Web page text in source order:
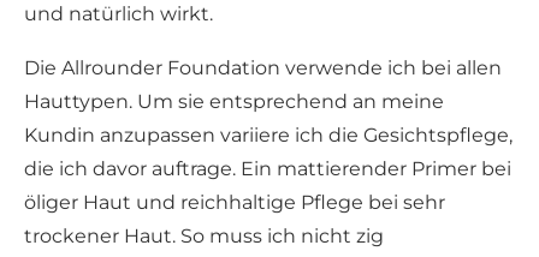
und natürlich wirkt.
Die Allrounder Foundation verwende ich bei allen
Hauttypen. Um sie entsprechend an meine
Kundin anzupassen variiere ich die Gesichtspflege,
die ich davor auftrage. Ein mattierender Primer bei
öliger Haut und reichhaltige Pflege bei sehr
trockener Haut. So muss ich nicht zig